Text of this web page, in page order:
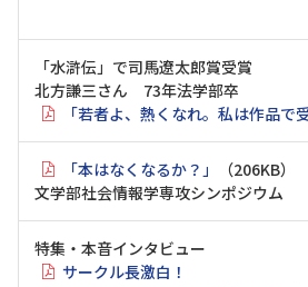
「水滸伝」で司馬遼太郎賞受賞
北方謙三さん 73年法学部卒
「若者よ、熱くなれ。私は作品で
「本はなくなるか？」
（206KB）
文学部社会情報学専攻シンポジウム
特集・本音インタビュー
サークル長激白！